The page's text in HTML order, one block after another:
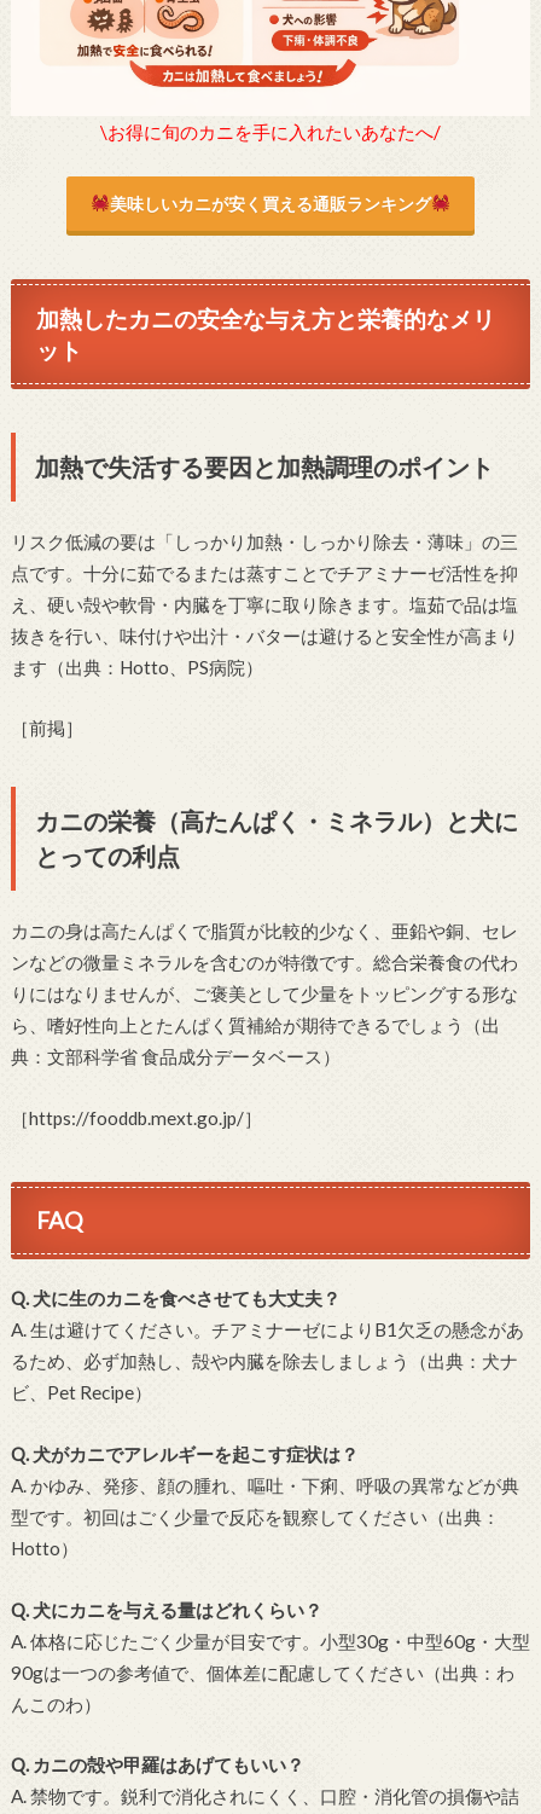
\お得に旬のカニを手に入れたいあなたへ/
美味しいカニが安く買える通販ランキング
加熱したカニの安全な与え方と栄養的なメリ
ット
加熱で失活する要因と加熱調理のポイント
リスク低減の要は「しっかり加熱・しっかり除去・薄味」の三
点です。十分に茹でるまたは蒸すことでチアミナーゼ活性を抑
え、硬い殻や軟骨・内臓を丁寧に取り除きます。塩茹で品は塩
抜きを行い、味付けや出汁・バターは避けると安全性が高まり
ます（出典：Hotto、PS病院）
［前掲］
カニの栄養（高たんぱく・ミネラル）と犬に
とっての利点
カニの身は高たんぱくで脂質が比較的少なく、亜鉛や銅、セレ
ンなどの微量ミネラルを含むのが特徴です。総合栄養食の代わ
りにはなりませんが、ご褒美として少量をトッピングする形な
ら、嗜好性向上とたんぱく質補給が期待できるでしょう（出
典：文部科学省 食品成分データベース）
［https://fooddb.mext.go.jp/］
FAQ
Q. 犬に生のカニを食べさせても大丈夫？
A. 生は避けてください。チアミナーゼによりB1欠乏の懸念があ
るため、必ず加熱し、殻や内臓を除去しましょう（出典：犬ナ
ビ、Pet Recipe）
Q. 犬がカニでアレルギーを起こす症状は？
A. かゆみ、発疹、顔の腫れ、嘔吐・下痢、呼吸の異常などが典
型です。初回はごく少量で反応を観察してください（出典：
Hotto）
Q. 犬にカニを与える量はどれくらい？
A. 体格に応じたごく少量が目安です。小型30g・中型60g・大型
90gは一つの参考値で、個体差に配慮してください（出典：わ
んこのわ）
Q. カニの殻や甲羅はあげてもいい？
A. 禁物です。鋭利で消化されにくく、口腔・消化管の損傷や詰